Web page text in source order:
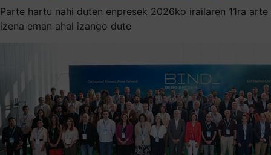
Parte hartu nahi duten enpresek 2026ko irailaren 11ra arte
izena eman ahal izango dute